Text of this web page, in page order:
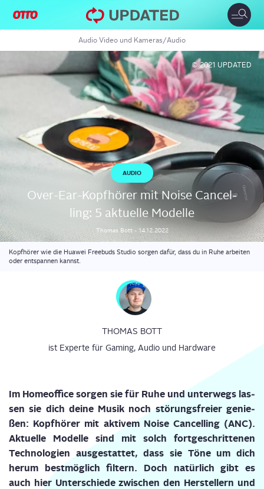
Toggle
Audio Video und Kameras/Audio
© 2021 UPDATED
AUDIO
Over-Ear-Kopf­hö­rer mit Noi­se Can­cel­
ling: 5 aktu­el­le Modelle
Thomas Bott - 14.12.2022
Kopfhörer wie die Huawei Freebuds Studio sorgen dafür, dass du in Ruhe arbeiten
oder entspannen kannst.
THOMAS BOTT
ist Experte für Gaming, Audio und Hardware
Im Home­of­fice sor­gen sie für Ruhe und unter­wegs las­
sen sie dich dei­ne Musik noch stö­rungs­frei­er genie­
ßen: Kopf­hö­rer mit akti­vem Noi­se Can­cel­ling(ANC).
Aktu­el­le Model­le sind mit solch fort­ge­schrit­te­nen
Tech­no­lo­gien aus­ge­stat­tet, dass sie Töne um dich
her­um best­mög­lich fil­tern. Doch natür­lich gibt es
auch hier Unter­schie­de zwi­schen den Her­stel­lern und